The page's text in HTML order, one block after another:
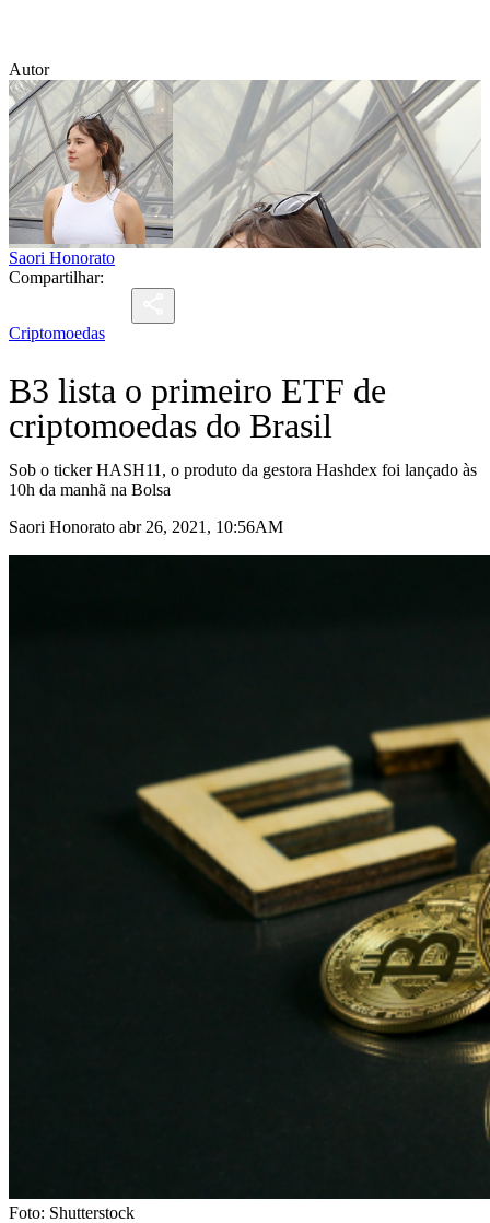
Autor
Saori Honorato
Compartilhar:
Criptomoedas
B3 lista o primeiro ETF de
criptomoedas do Brasil
Sob o ticker HASH11, o produto da gestora Hashdex foi lançado às
10h da manhã na Bolsa
Saori Honorato abr 26, 2021, 10:56AM
Foto: Shutterstock